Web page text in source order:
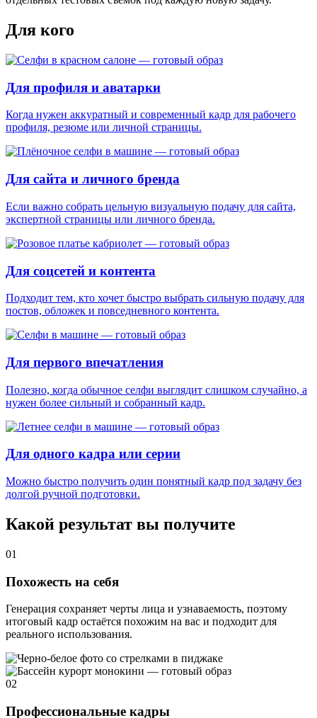
Для кого
Для профиля и аватарки
Когда нужен аккуратный и современный кадр для рабочего
профиля, резюме или личной страницы.
Для сайта и личного бренда
Если важно собрать цельную визуальную подачу для сайта,
экспертной страницы или личного бренда.
Для соцсетей и контента
Подходит тем, кто хочет быстро выбрать сильную подачу для
постов, обложек и повседневного контента.
Для первого впечатления
Полезно, когда обычное селфи выглядит слишком случайно, а
нужен более сильный и собранный кадр.
Для одного кадра или серии
Можно быстро получить один понятный кадр под задачу без
долгой ручной подготовки.
Какой результат вы получите
01
Похожесть на себя
Генерация сохраняет черты лица и узнаваемость, поэтому
итоговый кадр остаётся похожим на вас и подходит для
реального использования.
02
Профессиональные кадры